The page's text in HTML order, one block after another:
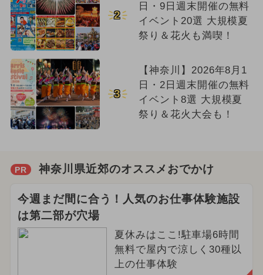
2
日・9日週末開催の無料
イベント20選 大規模夏
祭り＆花火も満喫！
3
【神奈川】2026年8月1
日・2日週末開催の無料
イベント8選 大規模夏
祭り＆花火大会も！
PR 神奈川県近郊のオススメおでかけ
今週まだ間に合う！人気のお仕事体験施設
は第二部が穴場
夏休みはここ!駐車場6時間
無料で屋内で涼しく30種以
上の仕事体験